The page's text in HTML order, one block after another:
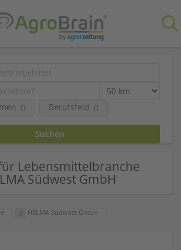
Berufsfeld
Lebensmittelbranche
Südwest GmbH
HELMA Südwest GmbH